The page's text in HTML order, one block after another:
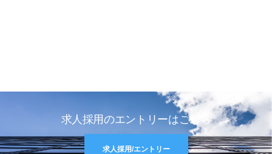
求人採用のエントリーはこちら
求人採用/エントリー